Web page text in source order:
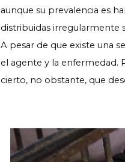
aunque su prevalencia es
distribuidas irregularmente
A pesar de que existe una
el agente y la enfermedad.
cierto, no obstante, que